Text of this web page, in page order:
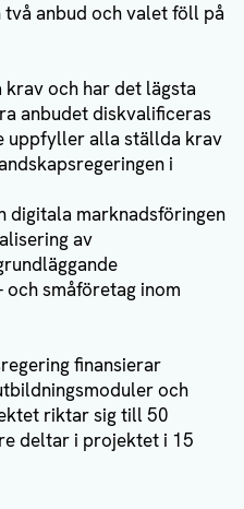
två anbud och valet föll på
och har det lägsta
anbudet diskvalificeras
uppfyller alla ställda krav
i
digitala marknadsföringen
av
småföretag inom
finansierar
och
riktar sig till 50
deltar i projektet i 15